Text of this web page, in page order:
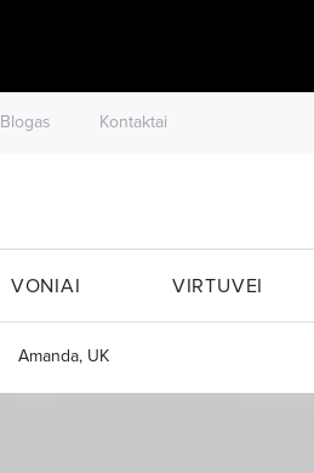
Blogas Kontaktai
VONIAI VIRTUVEI
Amanda, UK